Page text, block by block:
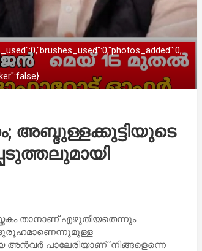
അബ്ദുള്ളക്കുട്ടിയുടെ
താനാണ് എഴുതിയതെന്നും
ദുരൂഹമാണെന്നുമുള്ള
പാലേരിയാണ് ‘നിങ്ങളെന്നെ